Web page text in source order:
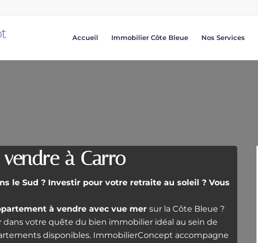
Accueil Immobilier Côte Bleue Nos Services
à Carro
le Sud ? Investir pour votre retraite au soleil ? Vous
à vendre avec vue mer sur la Côte Bleue ?
dans votre quête du bien immobilier idéal au sein de
disponibles. ImmobilierConcept accompagne